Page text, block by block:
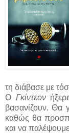
τη διάβασε με
Ο Γκίντεον
βασανίζουν. Θα
καθώς θα
και να